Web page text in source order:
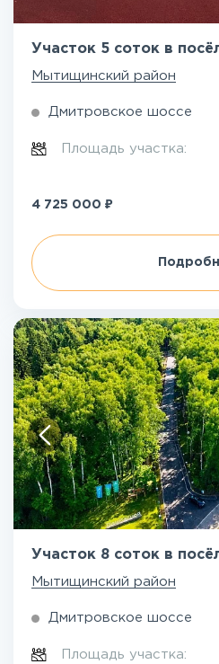
Участок 5 соток в
Мытищинский район
Дмитровское шоссе
Площадь участка:
4 725 000 ₽
Участок 8 соток в
Мытищинский район
Дмитровское шоссе
Площадь участка: